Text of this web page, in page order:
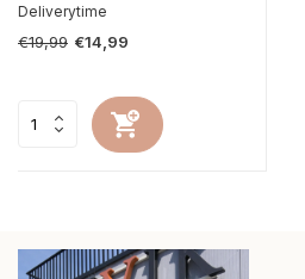
Deliverytime
€19,99 €14,99